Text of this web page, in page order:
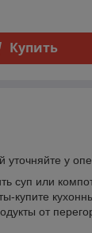
Купить
у
суп или
купите
от